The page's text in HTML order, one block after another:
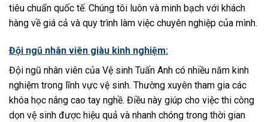
tiêu chuẩn quốc tế. Chúng tôi luôn và minh bạch với khách
hàng về giá cả và quy trình làm việc chuyên nghiệp của mình.
Đội ngũ nhân viên giàu kinh nghiệm:
Đội ngũ nhân viên của Vệ sinh Tuấn Anh có nhiều năm kinh
nghiệm trong lĩnh vực vệ sinh. Thường xuyên tham gia các
khóa học nâng cao tay nghề. Điều này giúp cho việc thi công
dọn vệ sinh được hiệu quả và nhanh chóng trong thời gian